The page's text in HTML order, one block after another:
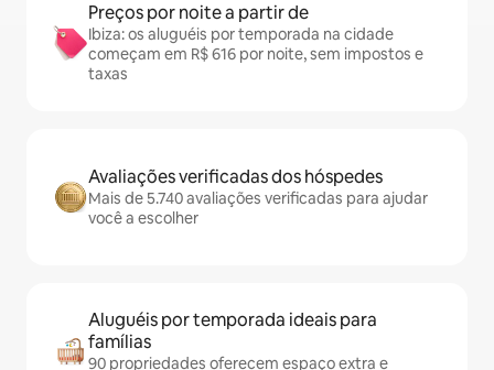
Preços por noite a partir de
Ibiza: os aluguéis por temporada na cidade
começam em R$ 616 por noite, sem impostos e
taxas
Avaliações verificadas dos hóspedes
Mais de 5.740 avaliações verificadas para ajudar
você a escolher
Aluguéis por temporada ideais para
famílias
90 propriedades oferecem espaço extra e